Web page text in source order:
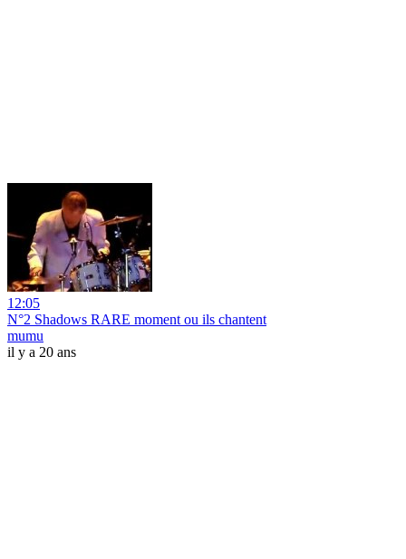
12:05
N°2 Shadows RARE moment ou ils chantent
mumu
il y a 20 ans